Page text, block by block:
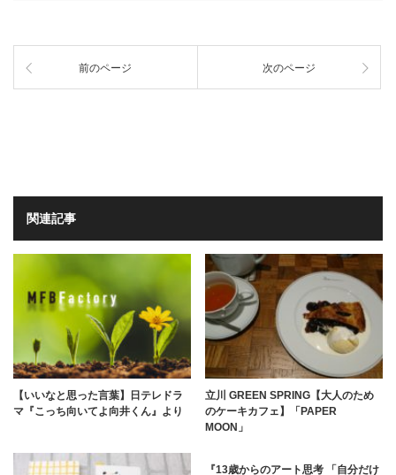
前のページ 次のページ
関連記事
【いいなと思った言葉】日テレドラ
マ『こっち向いてよ向井くん』より
立川 GREEN SPRING【大人のため
のケーキカフェ】「PAPER
MOON」
『13歳からのアート思考 「自分だけ